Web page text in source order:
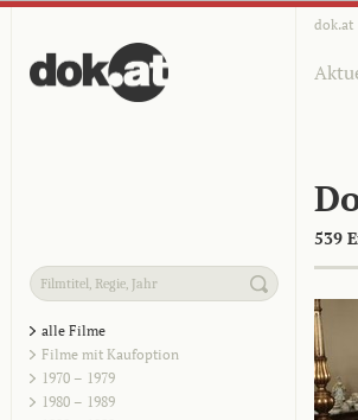
dok.at
539
alle Filme
Filme mit Kaufoption
1970 – 1979
1980 – 1989